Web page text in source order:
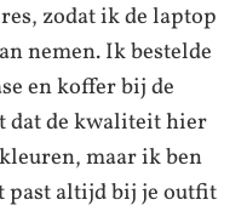
zodat ik de laptop
nemen. Ik bestelde
en koffer bij de
dat de kwaliteit hier
maar ik ben
past altijd bij je outfit